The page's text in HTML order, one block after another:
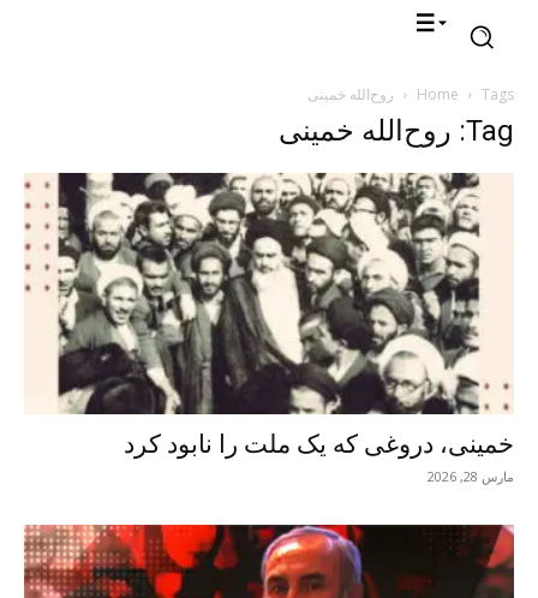
Home Tags روح‌الله خمینی
Tag: روح‌الله خمینی
خمینی، دروغی که یک ملت را نابود کرد
مارس 28, 2026